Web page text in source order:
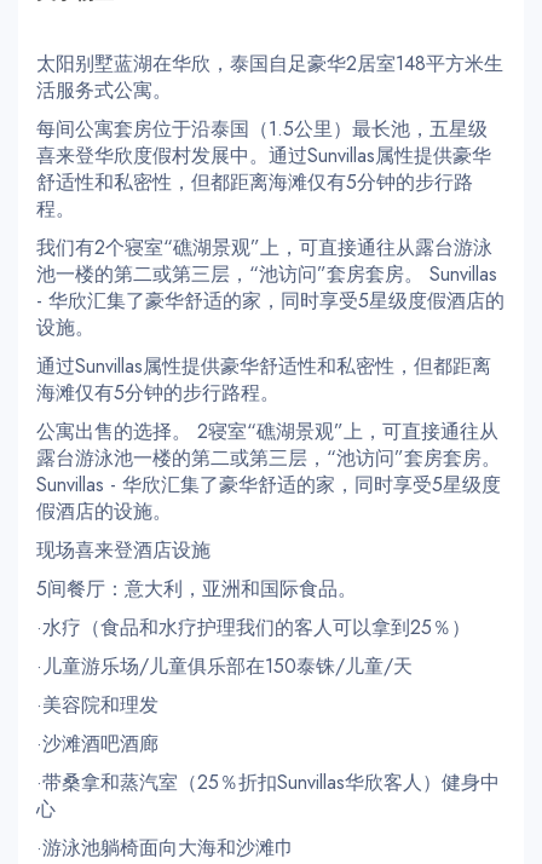
太阳别墅蓝湖在华欣，泰国自足豪华2居室148平方米生
活服务式公寓。
每间公寓套房位于沿泰国（1.5公里）最长池，五星级
喜来登华欣度假村发展中。通过Sunvillas属性提供豪华
舒适性和私密性，但都距离海滩仅有5分钟的步行路
程。
我们有2个寝室“礁湖景观”上，可直接通往从露台游泳
池一楼的第二或第三层，“池访问”套房套房。 Sunvillas
- 华欣汇集了豪华舒适的家，同时享受5星级度假酒店的
设施。
通过Sunvillas属性提供豪华舒适性和私密性，但都距离
海滩仅有5分钟的步行路程。
公寓出售的选择。 2寝室“礁湖景观”上，可直接通往从
露台游泳池一楼的第二或第三层，“池访问”套房套房。
Sunvillas - 华欣汇集了豪华舒适的家，同时享受5星级度
假酒店的设施。
现场喜来登酒店设施
5间餐厅：意大利，亚洲和国际食品。
·水疗（食品和水疗护理我们的客人可以拿到25％）
·儿童游乐场/儿童俱乐部在150泰铢/儿童/天
·美容院和理发
·沙滩酒吧酒廊
·带桑拿和蒸汽室（25％折扣Sunvillas华欣客人）健身中
心
·游泳池躺椅面向大海和沙滩巾